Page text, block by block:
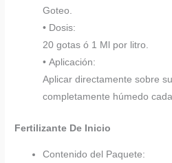
Goteo.
• Dosis:
20 gotas ó 1 Ml por litro.
• Aplicación:
Aplicar directamente sobre
completamente húmedo
Fertilizante De Inicio
Contenido del Paquete: